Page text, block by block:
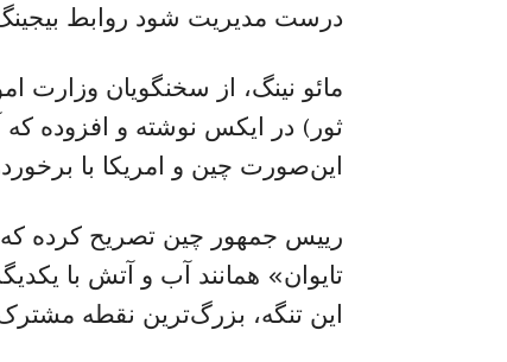
درست مدیریت شود روابط بیجینگ
ثور) در ایکس نوشته و افزوده
این‌صورت چین و امریکا با
رییس جمهور چین تصریح کرده
تایوان» همانند آب و آتش با
این تنگه، بزرگ‌ترین نقطه